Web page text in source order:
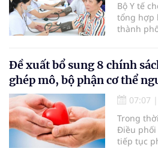
Bộ Y tế
tổng hợp
thành
nhận
30% dân
sức khỏe
Đề xuất bổ sung 8 chính
ghép mô, bộ phận cơ thể
07:07 |
Trong
Điều phối
tiếp tục